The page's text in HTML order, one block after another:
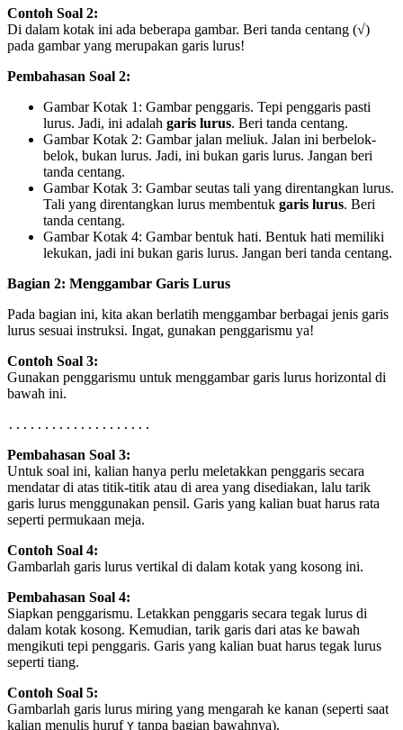
Contoh Soal 2:
Di dalam kotak ini ada beberapa gambar. Beri tanda centang (√)
pada gambar yang merupakan garis lurus!
Pembahasan Soal 2:
Gambar Kotak 1: Gambar penggaris. Tepi penggaris pasti
lurus. Jadi, ini adalah garis lurus. Beri tanda centang.
Gambar Kotak 2: Gambar jalan meliuk. Jalan ini berbelok-
belok, bukan lurus. Jadi, ini bukan garis lurus. Jangan beri
tanda centang.
Gambar Kotak 3: Gambar seutas tali yang direntangkan lurus.
Tali yang direntangkan lurus membentuk garis lurus. Beri
tanda centang.
Gambar Kotak 4: Gambar bentuk hati. Bentuk hati memiliki
lekukan, jadi ini bukan garis lurus. Jangan beri tanda centang.
Bagian 2: Menggambar Garis Lurus
Pada bagian ini, kita akan berlatih menggambar berbagai jenis garis
lurus sesuai instruksi. Ingat, gunakan penggarismu ya!
Contoh Soal 3:
Gunakan penggarismu untuk menggambar garis lurus horizontal di
bawah ini.
....................
Pembahasan Soal 3:
Untuk soal ini, kalian hanya perlu meletakkan penggaris secara
mendatar di atas titik-titik atau di area yang disediakan, lalu tarik
garis lurus menggunakan pensil. Garis yang kalian buat harus rata
seperti permukaan meja.
Contoh Soal 4:
Gambarlah garis lurus vertikal di dalam kotak yang kosong ini.
Pembahasan Soal 4:
Siapkan penggarismu. Letakkan penggaris secara tegak lurus di
dalam kotak kosong. Kemudian, tarik garis dari atas ke bawah
mengikuti tepi penggaris. Garis yang kalian buat harus tegak lurus
seperti tiang.
Contoh Soal 5:
Gambarlah garis lurus miring yang mengarah ke kanan (seperti saat
kalian menulis huruf Y tanpa bagian bawahnya).